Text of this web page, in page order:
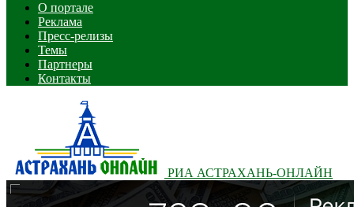
О портале
Реклама
Пресс-релизы
Темы
Партнеры
Контакты
РИА АСТРАХАНЬ-ОНЛАЙН